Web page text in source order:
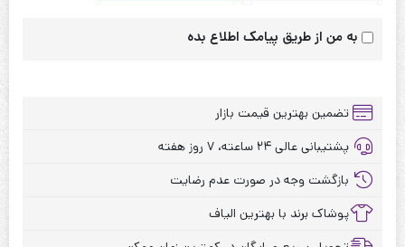
به من از طریق پیامک اطلاع بده
تضمین بهترین قیمت بازار
پشتیبانی عالی ۲۴ ساعته، ۷ روز هفته
بازگشت وجه در صورت عدم رضایت
پوشاک برند با بهترین الیاف